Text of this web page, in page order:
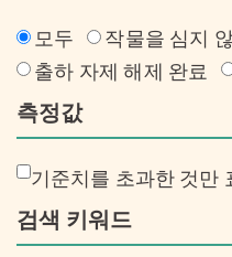
모두 작물을 심지
출하 자제 해제 완료
측정값
기준치를 초과한 것만
검색 키워드